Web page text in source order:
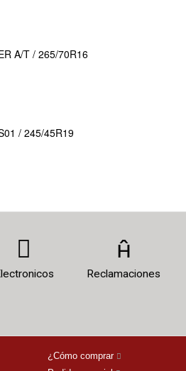
A/T / 265/70R16
/ 245/45R19
Reclamaciones
¿Cómo comprar